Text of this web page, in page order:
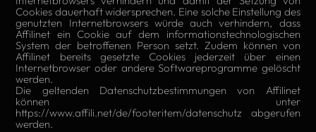
Cookies dauerhaft widersprechen. Eine solche Einstellung des
genutzten Internetbrowsers würde auch verhindern, dass
Affilinet ein Cookie auf dem informationstechnologischen
System der betroffenen Person setzt. Zudem können von
Affilinet bereits gesetzte Cookies jederzeit über einen
Internetbrowser oder andere Softwareprogramme gelöscht
werden.
Die geltenden Datenschutzbestimmungen von Affilinet
können unter
https://www.affili.net/de/footeritem/datenschutz abgerufen
werden.